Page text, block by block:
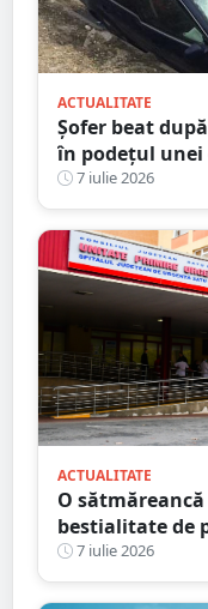
ACTUALITATE
Șofer beat
în podețul unei
7 iulie 2026
ACTUALITATE
O
bestialitate de
au fost șocați
7 iulie 2026